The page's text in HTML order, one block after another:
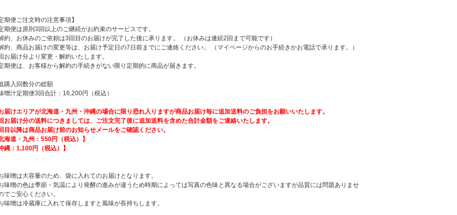
期便ご注文時の注意事項】
期便は原則3回以上のご継続がお約束のサービスです。
約、お休みのご依頼は3回目のお届けが完了した後に承ります。 （お休みは連続2回まで可能です）
約、商品お届けの変更等は、お届け予定日の7日前までにご連絡ください。 （マイページからのお手続きかお電話で承ります。）
お届け分より変更・解約いたします。
期便は、お客様から解約の手続きがない限り定期的に商品が届きます。
購入回数分の総額
噌汁定期便3回合計：16,200円（税込）
届けエリアが北海道・九州・沖縄の場合に限り恐れ入りますが商品お届け毎に追加送料のご負担をお願いいたします。
お届け分の送料につきましては、ご注文完了後に追加送料を含めた合計金額をご連絡いたします。
目以降は商品お届け前のお知らせメールをご確認ください。
海道・九州：550円（税込）】
縄：1,100円（税込）】
味噌は大容量のため、袋に入れてのお届けとなります。
味噌の色は季節・気温により発酵の進みが違うため時期によっては写真の色味と異なる場合がございますが品質には問題ありませ
でご安心ください。
味噌は冷蔵庫に入れて保存しますと風味が長持ちします。